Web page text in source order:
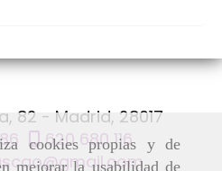
cookies propias y de
mejorar la usabilidad de
82 - Madrid, 28017
620 680 116
gmail.com